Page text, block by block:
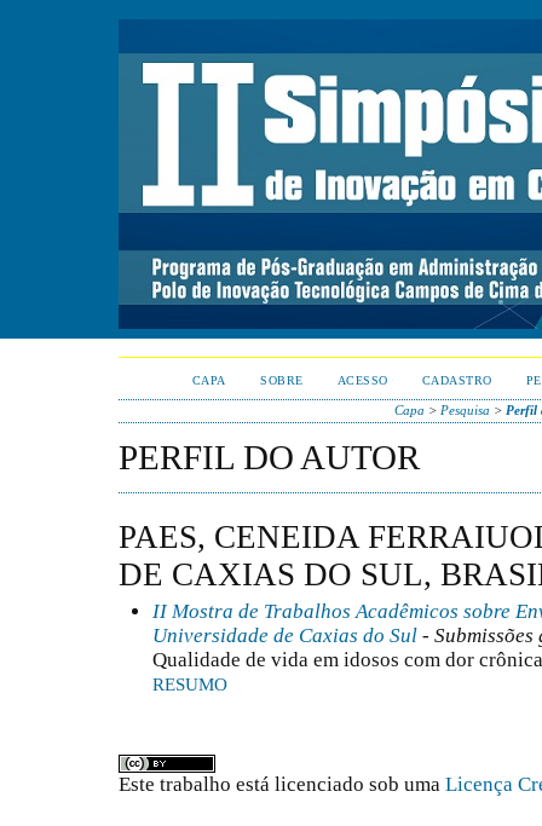
CAPA SOBRE ACESSO CADASTRO
Capa > Pesquisa > Perfil
PERFIL DO AUTOR
PAES, CENEIDA
DE CAXIAS DO SUL,
II Mostra de Trabalhos Acadêmicos sobre
Universidade de Caxias do Sul - Submissões
Qualidade de vida em idosos com dor
RESUMO
Este trabalho está licenciado sob uma Licença